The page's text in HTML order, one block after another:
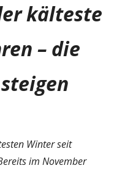
kälteste
– die
Winter seit
im November